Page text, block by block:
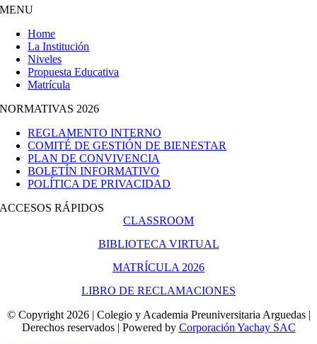
MENU
Home
La Institución
Niveles
Propuesta Educativa
Matrícula
NORMATIVAS 2026
REGLAMENTO INTERNO
COMITÉ DE GESTIÓN DE BIENESTAR
PLAN DE CONVIVENCIA
BOLETÍN INFORMATIVO
POLÍTICA DE PRIVACIDAD
ACCESOS RÁPIDOS
CLASSROOM
BIBLIOTECA VIRTUAL
MATRÍCULA 2026
LIBRO DE RECLAMACIONES
© Copyright 2026 | Colegio y Academia Preuniversitaria Arguedas |
Derechos reservados | Powered by Corporación Yachay SAC